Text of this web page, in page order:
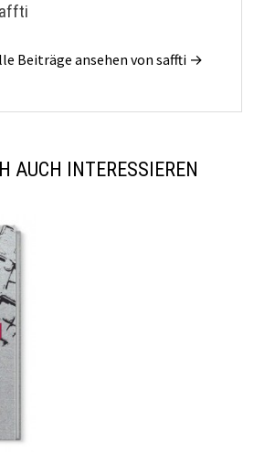
Beiträge ansehen von saffti →
AUCH INTERESSIEREN